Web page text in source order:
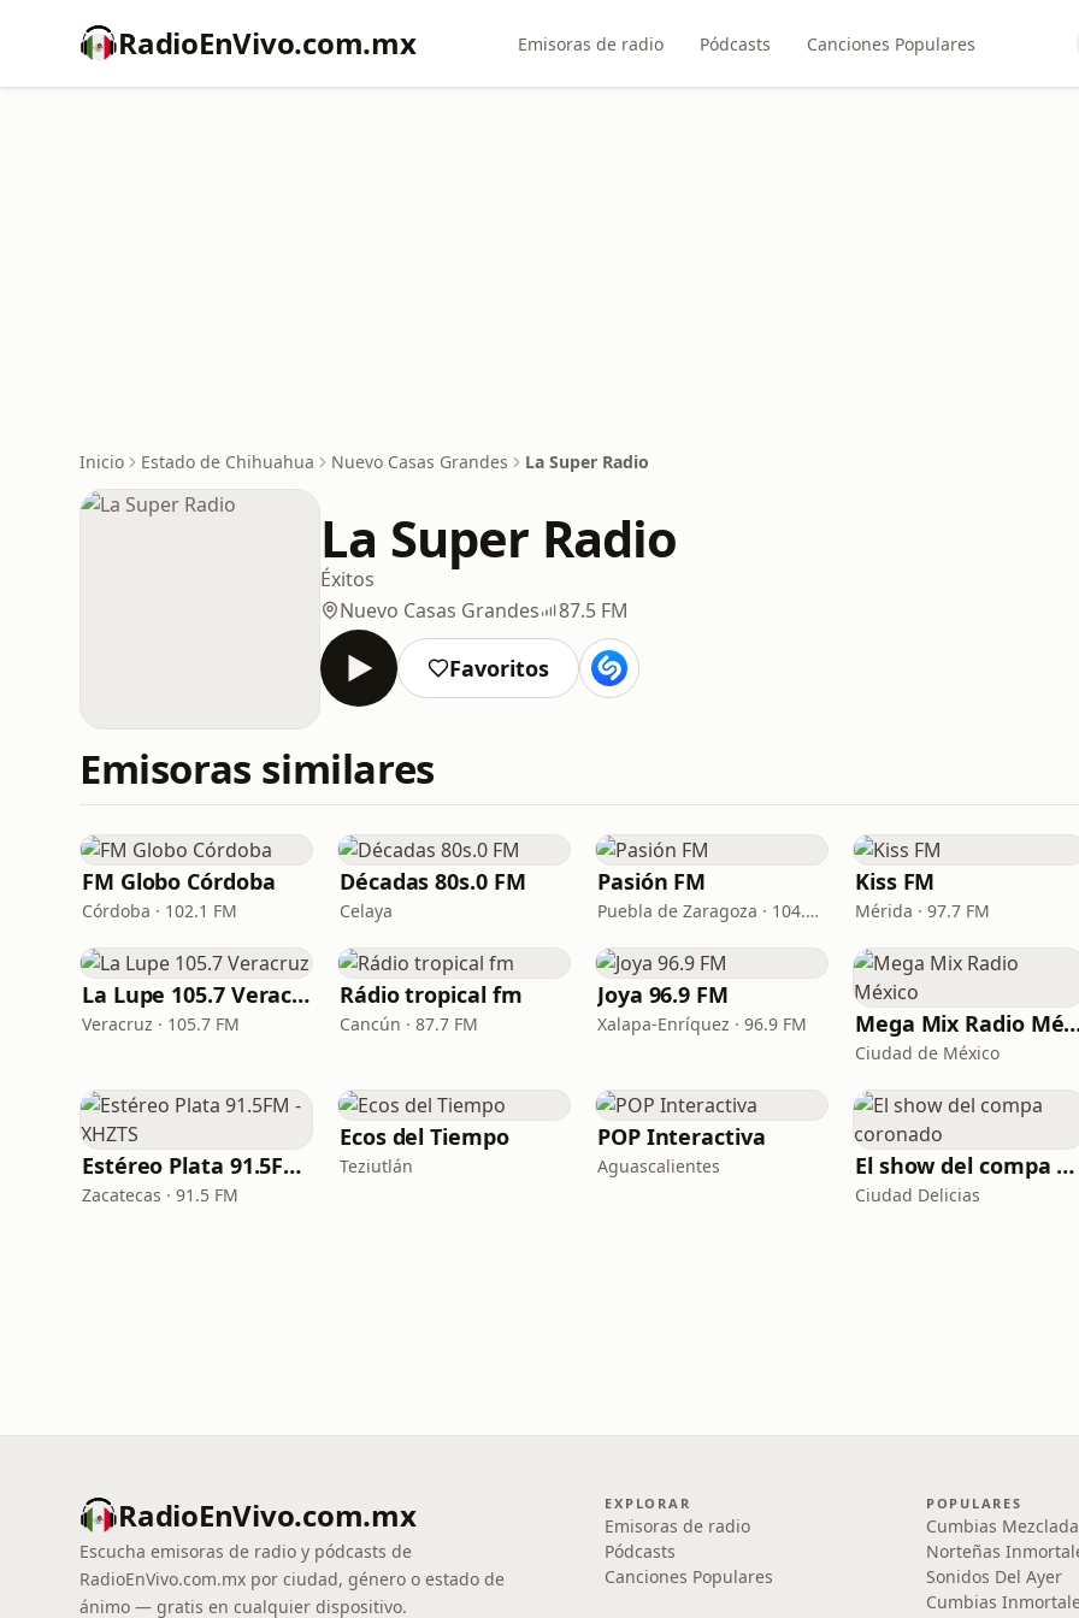
RadioEnVivo.com.mx Emisoras de radio Pódcasts Canciones Populares
Inicio Estado de Chihuahua Nuevo Casas Grandes La Super Radio
La Super Radio
Éxitos
Nuevo Casas Grandes
87.5 FM
Favoritos
Emisoras similares
FM Globo Córdoba
Córdoba · 102.1 FM
Décadas 80s.0 FM
Celaya
Pasión FM
Puebla de Zaragoza · 104.3 FM
Kiss FM
Mérida · 97.7 FM
La Lupe 105.7 Veracruz
Veracruz · 105.7 FM
Rádio tropical fm
Cancún · 87.7 FM
Joya 96.9 FM
Xalapa-Enríquez · 96.9 FM Mega Mix
Ciudad de México
Estéreo Plata 91.5FM - XHZTS
Zacatecas · 91.5 FM
Ecos del Tiempo
Teziutlán
POP Interactiva
Aguascalientes El show del compa coronado
Ciudad Delicias
RadioEnVivo.com.mx
Escucha emisoras de radio y pódcasts de
RadioEnVivo.com.mx por ciudad, género o estado de
ánimo — gratis en cualquier dispositivo.
EXPLORAR
Emisoras de radio
Pódcasts
Canciones Populares
POPULARES
Cumbias
Norteñas
Sonidos Del Ayer
Cumbias